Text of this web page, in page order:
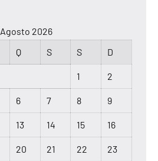
Agosto 2026
Q S S D
1 2
6 7 8 9
13 14 15 16
20 21 22 23